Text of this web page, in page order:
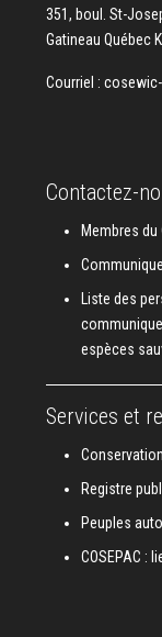
351, boul. St-
Gatineau Québec
Courriel :
Contactez-
Membres du
Liste des
espèces
Services et
Registre
Peuples
COSEPAC :